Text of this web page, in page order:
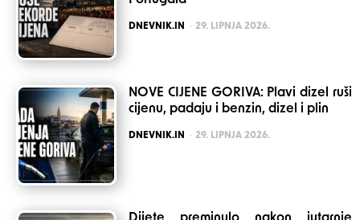
POSTED
DNEVNIK.IN 29. LIPNJA 2026.
NOVE CIJENE GORIVA: Plavi dizel ruši
cijenu, padaju i benzin, dizel i plin
POSTED
DNEVNIK.IN 29. LIPNJA 2026.